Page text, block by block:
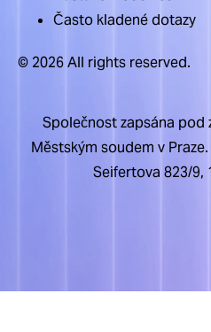
Často kladené dotazy
© 2026 All rights reserved.
Společnost zapsána pod
Městským soudem v
Seifertova 823/9,